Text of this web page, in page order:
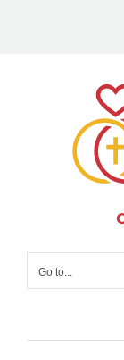
Go to...